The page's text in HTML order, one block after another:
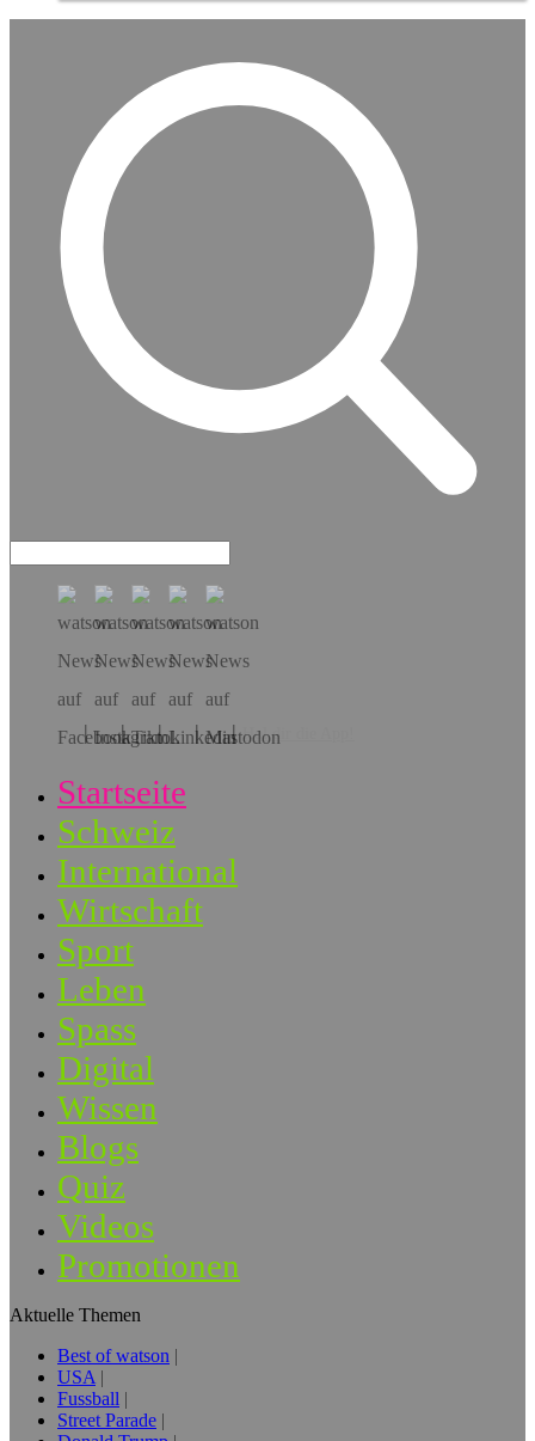
Hol dir die App!
Startseite
Schweiz
International
Wirtschaft
Sport
Leben
Spass
Digital
Wissen
Blogs
Quiz
Videos
Promotionen
Aktuelle Themen
Best of watson
USA
Fussball
Street Parade